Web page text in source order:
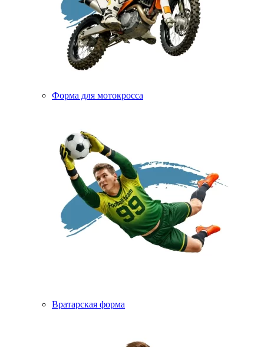
Форма для мотокросса
Вратарская форма